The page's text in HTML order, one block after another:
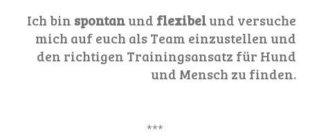
Ich bin spontan und flexibel und versuche
mich auf euch als Team einzustellen und
den richtigen Trainingsansatz für Hund
und Mensch zu finden.
***